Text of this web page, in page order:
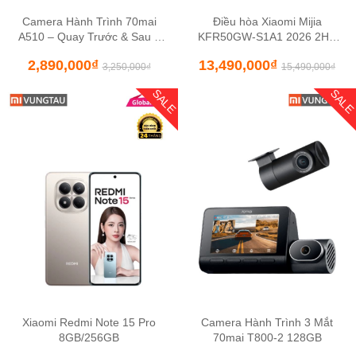
Camera Hành Trình 70mai
A510 – Quay Trước & Sau –
Xa
2,890,000₫ 3,250,000₫
Điều hòa Xiaomi Mijia
KFR50GW-S1A1 2026 2HP
13,490,000₫ 15,490,000₫
SALE
Xiaomi Redmi Note 15 Pro
8GB/256GB
SALE
Camera Hành Trình 3 Mắt
70mai T800-2 128GB